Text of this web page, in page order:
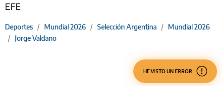
EFE
Deportes / Mundial 2026 / Selección Argentina / Mundial 2026
/ Jorge Valdano
HE VISTO UN ERROR